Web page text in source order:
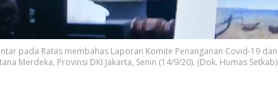
pada Ratas membahas Laporan Komite Penanganan Covid-19 dan
Merdeka, Provinsi DKI Jakarta, Senin (14/9/20). (Dok. Humas Setkab)